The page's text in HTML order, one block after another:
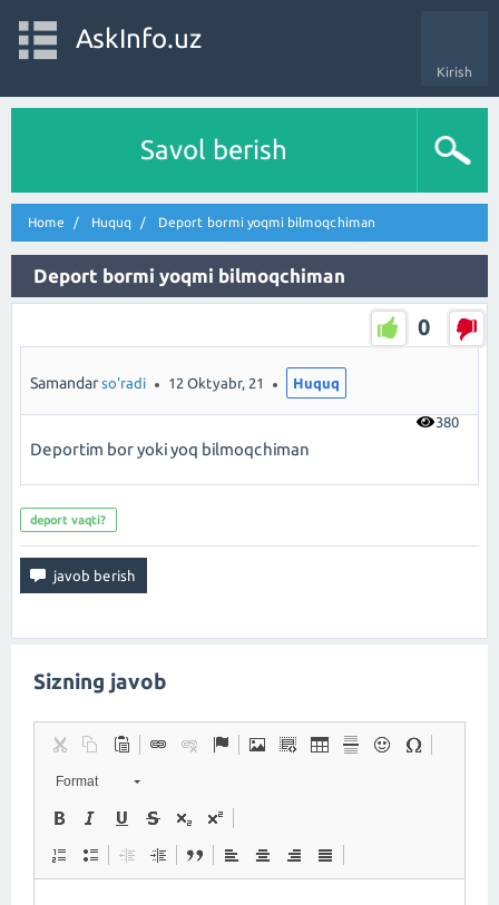
Kirish
AskInfo.uz
Savol berish
Home Huquq Deport bormi yoqmi bilmoqchiman
Deport bormi yoqmi bilmoqchiman
0
380
Samandar so'radi 12 Oktyabr, 21 Huquq
Deportim bor yoki yoq bilmoqchiman
deport vaqti?
Sizning javob
Format